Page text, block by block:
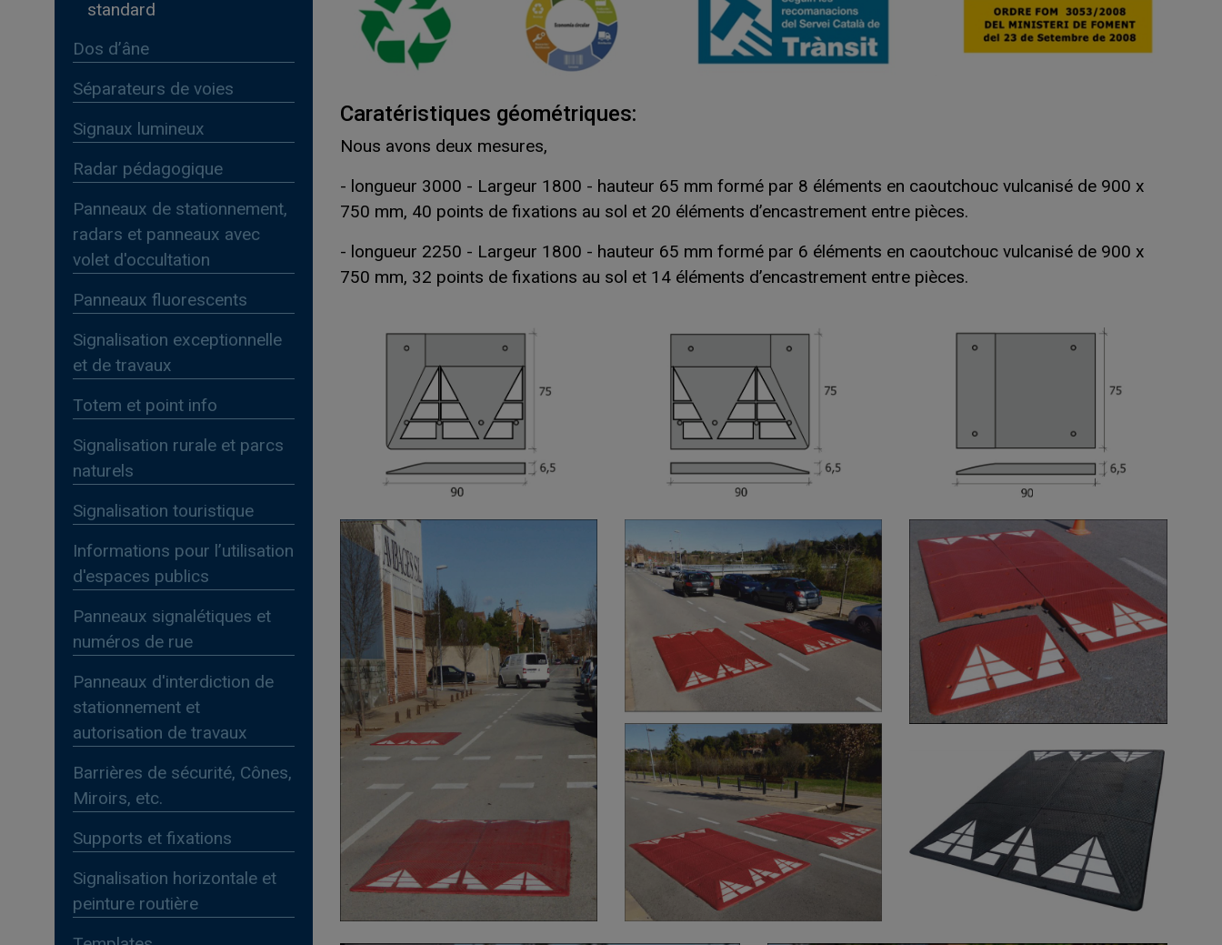
standard
Dos d’âne
Séparateurs de voies
Signaux lumineux
Radar pédagogique
Panneaux de stationnement,
radars et panneaux avec
volet d'occultation
Panneaux fluorescents
Signalisation exceptionnelle
et de travaux
Totem et point info
Signalisation rurale et parcs
naturels
Signalisation touristique
Informations pour l’utilisation
d'espaces publics
Panneaux signalétiques et
numéros de rue
Panneaux d'interdiction de
stationnement et
autorisation de travaux
Barrières de sécurité, Cônes,
Miroirs, etc.
Supports et fixations
Signalisation horizontale et
peinture routière
Caratéristiques géométriques:
Nous avons deux mesures,
- longueur 3000 - Largeur 1800 - hauteur 65 mm formé par 8 éléments en caoutchouc vulcanisé de 900 x
750 mm, 40 points de fixations au sol et 20 éléments d’encastrement entre pièces.
- longueur 2250 - Largeur 1800 - hauteur 65 mm formé par 6 éléments en caoutchouc vulcanisé de 900 x
750 mm, 32 points de fixations au sol et 14 éléments d’encastrement entre pièces.